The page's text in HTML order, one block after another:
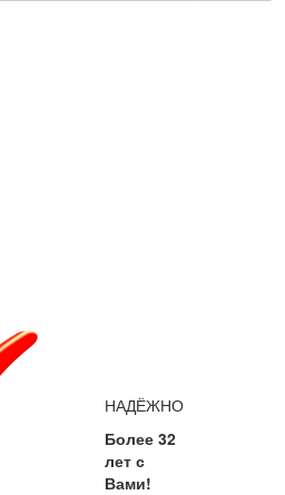
НАДЁЖНО
Более 32
лет с
Вами!